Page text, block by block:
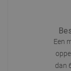
Een
dan